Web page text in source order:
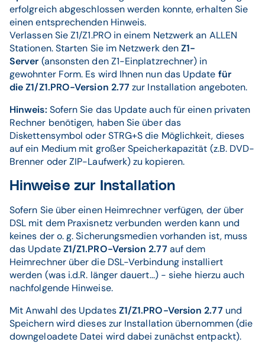
erfolgreich abgeschlossen werden konnte, erhalten Sie
einen entsprechenden Hinweis.
Verlassen Sie Z1/Z1.PRO in einem Netzwerk an ALLEN
Stationen. Starten Sie im Netzwerk denZ1-
Server (ansonsten den Z1-Einplatzrechner) in
gewohnter Form. Es wird Ihnen nun das Update für
die Z1/Z1.PRO-Version 2.77 zur Installation angeboten.
Hinweis: Sofern Sie das Update auch für einen privaten
Rechner benötigen, haben Sie über das
Diskettensymbol oder STRG+S die Möglichkeit, dieses
auf ein Medium mit großer Speicherkapazität (z.B. DVD-
Brenner oder ZIP-Laufwerk) zu kopieren.
Hinweise zur Installation
Sofern Sie über einen Heimrechner verfügen, der über
DSL mit dem Praxisnetz verbunden werden kann und
keines der o. g. Sicherungsmedien vorhanden ist, muss
das UpdateZ1/Z1.PRO-Version 2.77 auf dem
Heimrechner über die DSL-Verbindung installiert
werden (was i.d.R. länger dauert...) - siehe hierzu auch
nachfolgende Hinweise.
Mit Anwahl des UpdatesZ1/Z1.PRO-Version 2.77 und
Speichern wird dieses zur Installation übernommen (die
downgeloadete Datei wird dabei zunächst entpackt).